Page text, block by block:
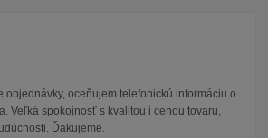
objednávky, oceňujem telefonickú informáciu o
Veľká spokojnosť s kvalitou i cenou tovaru,
Ďakujeme.